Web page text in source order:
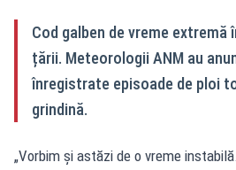
Cod galben de vreme
țării. Meteorologii ANM au
înregistrate episoade de ploi
grindină.
„Vorbim și astăzi de o vreme